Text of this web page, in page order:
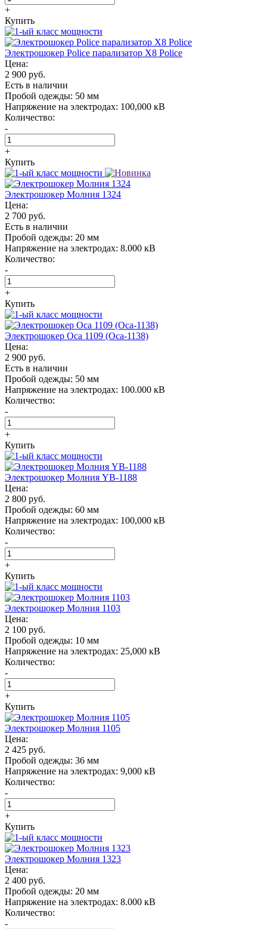
+
Купить
Электрошокер Police парализатор X8 Police
Цена:
2 900 руб.
Есть в наличии
Пробой одежды: 50 мм
Напряжение на электродах: 100,000 кВ
Количество:
-
+
Купить
Электрошокер Молния 1324
Цена:
2 700 руб.
Есть в наличии
Пробой одежды: 20 мм
Напряжение на электродах: 8.000 кВ
Количество:
-
+
Купить
Электрошокер Oса 1109 (Оса-1138)
Цена:
2 900 руб.
Есть в наличии
Пробой одежды: 50 мм
Напряжение на электродах: 100.000 кВ
Количество:
-
+
Купить
Электрошокер Молния YB-1188
Цена:
2 800 руб.
Пробой одежды: 60 мм
Напряжение на электродах: 100,000 кВ
Количество:
-
+
Купить
Электрошокер Молния 1103
Цена:
2 100 руб.
Пробой одежды: 10 мм
Напряжение на электродах: 25,000 кВ
Количество:
-
+
Купить
Электрошокер Молния 1105
Цена:
2 425 руб.
Пробой одежды: 36 мм
Напряжение на электродах: 9,000 кВ
Количество:
-
+
Купить
Электрошокер Молния 1323
Цена:
2 400 руб.
Пробой одежды: 20 мм
Напряжение на электродах: 8.000 кВ
Количество:
-